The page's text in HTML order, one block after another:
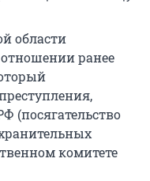
области
ранее
(посягательство
комитете